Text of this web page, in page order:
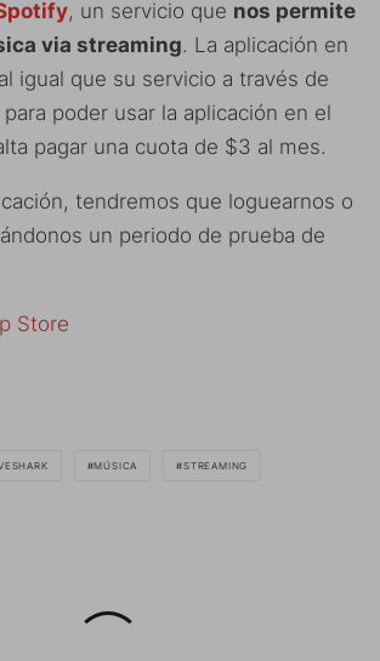
, un servicio que nos permite
via streaming. La aplicación en
igual que su servicio a través de
poder usar la aplicación en el
pagar una cuota de $3 al mes.
tendremos que loguearnos o
un periodo de prueba de
Store
MÚSICA STREAMING